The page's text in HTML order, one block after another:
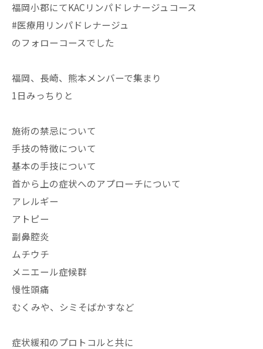
福岡小郡にてKACリンパドレナージュコース
#医療用リンパドレナージュ
のフォローコースでした
福岡、長崎、熊本メンバーで集まり
1日みっちりと
施術の禁忌について
手技の特徴について
基本の手技について
首から上の症状へのアプローチについて
アレルギー
アトピー
副鼻腔炎
ムチウチ
メニエール症候群
慢性頭痛
むくみや、シミそばかすなど
症状緩和のプロトコルと共に